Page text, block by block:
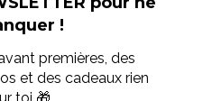
!
premières, des
et des cadeaux rien
toi 🎁